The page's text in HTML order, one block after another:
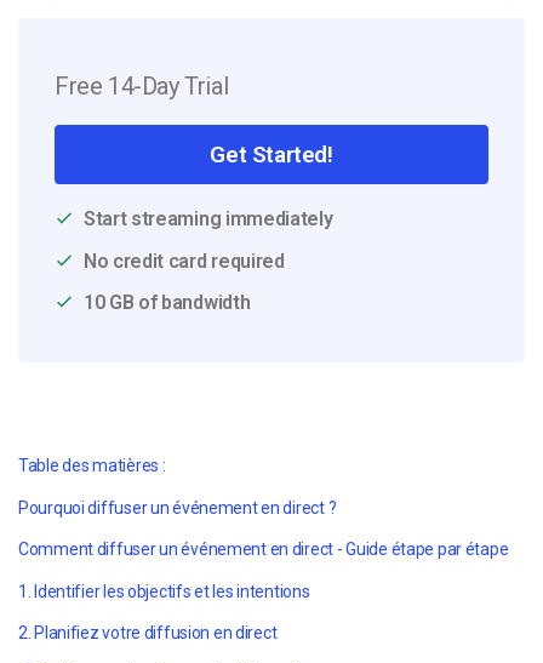
Free 14-Day Trial
Get Started!
Start streaming immediately
No credit card required
10 GB of bandwidth
Table des matières :
Pourquoi diffuser un événement en direct ?
Comment diffuser un événement en direct - Guide étape par étape
1. Identifier les objectifs et les intentions
2. Planifiez votre diffusion en direct